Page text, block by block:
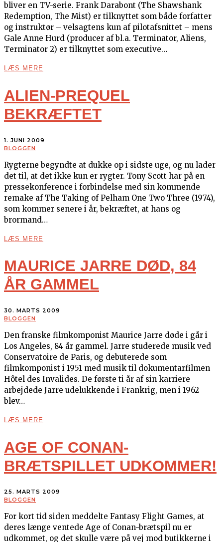
bliver en TV-serie. Frank Darabont (The Shawshank
Redemption, The Mist) er tilknyttet som både forfatter
og instruktør – velsagtens kun af pilotafsnittet – mens
Gale Anne Hurd (producer af bl.a. Terminator, Aliens,
Terminator 2) er tilknyttet som executive…
LÆS MERE
ALIEN-PREQUEL
BEKRÆFTET
1. JUNI 2009
BLOGGEN
Rygterne begyndte at dukke op i sidste uge, og nu lader
det til, at det ikke kun er rygter. Tony Scott har på en
pressekonference i forbindelse med sin kommende
remake af The Taking of Pelham One Two Three (1974),
som kommer senere i år, bekræftet, at hans og
brormand…
LÆS MERE
MAURICE JARRE DØD, 84
ÅR GAMMEL
30. MARTS 2009
BLOGGEN
Den franske filmkomponist Maurice Jarre døde i går i
Los Angeles, 84 år gammel. Jarre studerede musik ved
Conservatoire de Paris, og debuterede som
filmkomponist i 1951 med musik til dokumentarfilmen
Hôtel des Invalides. De første ti år af sin karriere
arbejdede Jarre udelukkende i Frankrig, men i 1962
blev…
LÆS MERE
AGE OF CONAN-
BRÆTSPILLET UDKOMMER!
25. MARTS 2009
BLOGGEN
For kort tid siden meddelte Fantasy Flight Games, at
deres længe ventede Age of Conan-brætspil nu er
udkommet, og det skulle være på vej mod butikkerne i